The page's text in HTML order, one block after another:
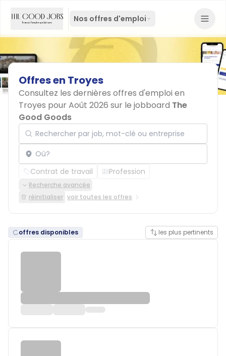
Nos offres d'emploi
Offresen Troyes
Consultez les dernières offres d'emploi en
Troyes pour Août 2026 sur le jobboard The
Good Goods
Rechercher par job, mot-clé ou entreprise
Localisation
Contrat de travail Profession
Recherche avancée
réinitialiser voir toutes les offres
offres disponibles les plus pertinents